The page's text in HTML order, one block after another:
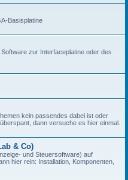
Basisplatine
zur Interfaceplatine oder des
kein passendes dabei ist oder
dann versuche es hier einmal.
& Co)
und Steuersoftware) auf
hier rein: Installation, Komponenten,